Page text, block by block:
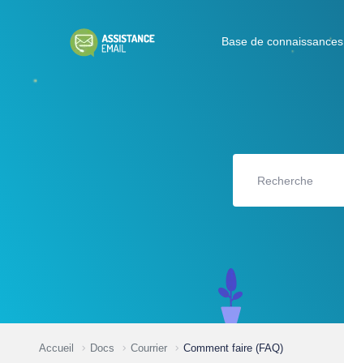
Base de connaissances
Accueil Docs Courrier Comment faire (FAQ)